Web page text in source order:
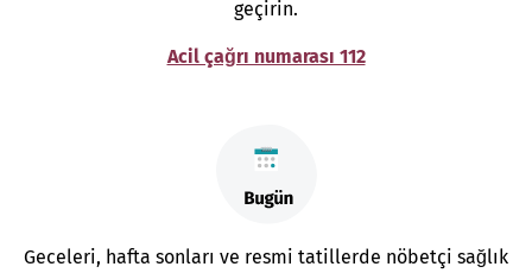
geçirin.
Acil çağrı numarası 112
Geceleri, hafta sonları ve resmi tatillerde nöbetçi sağlık